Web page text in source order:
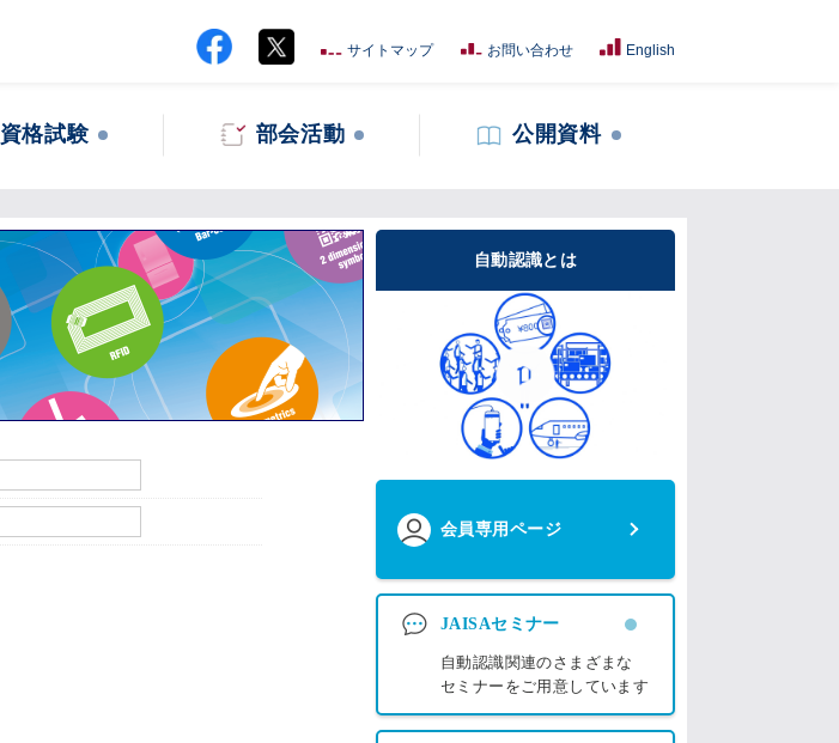
サイトマップ お問い合わせ English
資格試験 部会活動 公開資料
自動認識とは
会員専用ページ
JAISAセミナー
自動認識関連のさまざまな
セミナーをご用意しています